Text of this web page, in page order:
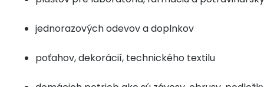
jednorazových odevov a doplnkov
poťahov, dekorácií, technického textilu